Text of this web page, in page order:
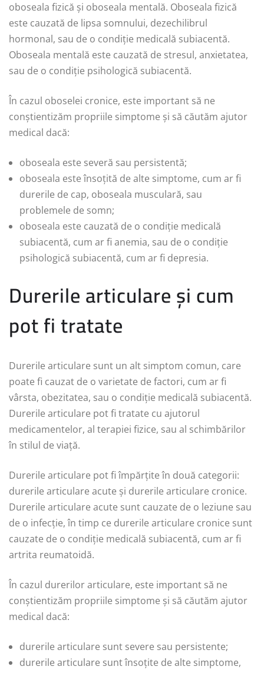
oboseala fizică și oboseala mentală. Oboseala fizică
este cauzată de lipsa somnului, dezechilibrul
hormonal, sau de o condiție medicală subiacentă.
Oboseala mentală este cauzată de stresul, anxietatea,
sau de o condiție psihologică subiacentă.
În cazul oboselei cronice, este important să ne
conștientizăm propriile simptome și să căutăm ajutor
medical dacă:
oboseala este severă sau persistentă;
oboseala este însoțită de alte simptome, cum ar fi
durerile de cap, oboseala musculară, sau
problemele de somn;
oboseala este cauzată de o condiție medicală
subiacentă, cum ar fi anemia, sau de o condiție
psihologică subiacentă, cum ar fi depresia.
Durerile articulare și cum
pot fi tratate
Durerile articulare sunt un alt simptom comun, care
poate fi cauzat de o varietate de factori, cum ar fi
vârsta, obezitatea, sau o condiție medicală subiacentă.
Durerile articulare pot fi tratate cu ajutorul
medicamentelor, al terapiei fizice, sau al schimbărilor
în stilul de viață.
Durerile articulare pot fi împărțite în două categorii:
durerile articulare acute și durerile articulare cronice.
Durerile articulare acute sunt cauzate de o leziune sau
de o infecție, în timp ce durerile articulare cronice sunt
cauzate de o condiție medicală subiacentă, cum ar fi
artrita reumatoidă.
În cazul durerilor articulare, este important să ne
conștientizăm propriile simptome și să căutăm ajutor
medical dacă:
durerile articulare sunt severe sau persistente;
durerile articulare sunt însoțite de alte simptome,